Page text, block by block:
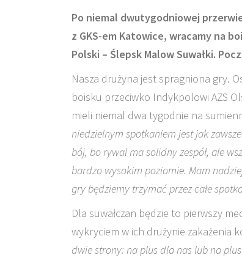
Po niemal dwutygodniowej
z GKS-em Katowice, wracamy na
Polski – Ślepsk Malow Suwałki.
Nasza drużyna jest spragniona gry.
boisku przeciwko Indykpolowi AZS
mieli niemal dwa tygodnie na
niedzielnym spotkaniem jest jak
bój, bo rywal ma solidny zespół, ale
bardzo wysokim poziomie. Mam
gry będziemy trzymać przez całe
Dla suwałczan będzie to pierwszy
wykryciem w ich drużynie zakażenia
dwie strony: na plus dla nas lub na